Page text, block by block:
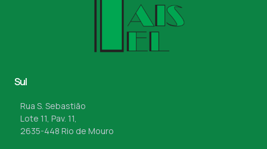
Sul
Rua S. Sebastião
Lote 11, Pav. 11,
2635-448 Rio de Mouro